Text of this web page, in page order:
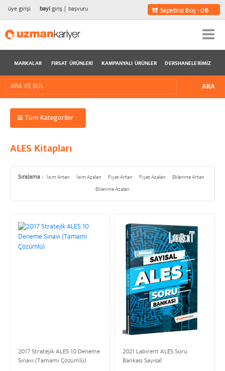
üye girişi bayigiriş başvuru Sepetiniz Boş - 0
MARKALAR FIRSAT ÜRÜNLERI KAMPANYALI ÜRÜNLER DERSHANELERIMIZ
Tüm Kategoriler
ALES Kitapları
Sıralama : İsim Artan İsim Azalan Fiyat Artan Fiyat Azalan
Eklenme Artan
Eklenme Azalan
2017 Stratejik ALES 10 Deneme
Sınavı (Tamamı Çözümlü)
2021 Labirent ALES Soru
Bankası Sayısal